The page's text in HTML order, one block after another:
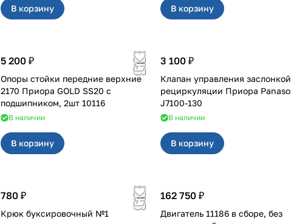
В корзину В корзину
5 200 ₽
Опоры стойки передние верхние
2170 Приора GOLD SS20 с
подшипником, 2шт 10116
В наличии
В корзину
3 100 ₽
Клапан управления заслонкой
рециркуляции Приора Panasonic
J7100-130
В наличии
В корзину
780 ₽
Крюк буксировочный №1
162 750 ₽
Двигатель 11186 в сборе, без